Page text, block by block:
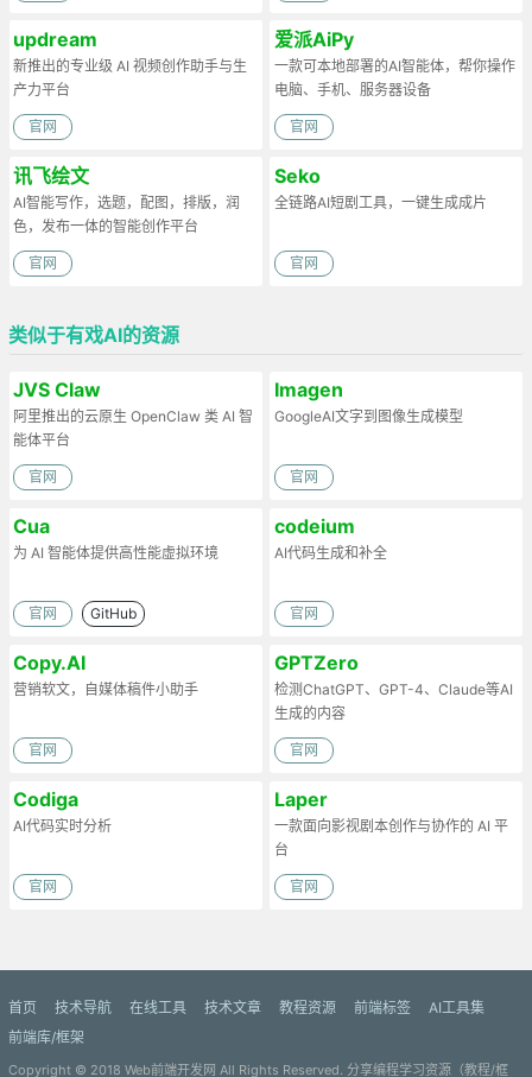
updream
新推出的专业级 AI 视频创作助手与生
产力平台
官网
爱派AiPy
一款可本地部署的AI智能体，帮你操作
电脑、手机、服务器设备
官网
讯飞绘文
AI智能写作，选题，配图，排版，润
色，发布一体的智能创作平台
官网
Seko
全链路AI短剧工具，一键生成成片
官网
类似于有戏AI的资源
JVS Claw
阿里推出的云原生 OpenClaw 类 AI 智
能体平台
官网
Imagen
GoogleAI文字到图像生成模型
官网
Cua
为 AI 智能体提供高性能虚拟环境
官网 GitHub
codeium
AI代码生成和补全
官网
Copy.AI
营销软文，自媒体稿件小助手
官网
GPTZero
检测ChatGPT、GPT-4、Claude等AI
生成的内容
官网
Codiga
AI代码实时分析
官网
Laper
一款面向影视剧本创作与协作的 AI 平
台
官网
首页 技术导航 在线工具 技术文章 教程资源 前端标签
AI工具集
前端库/框架